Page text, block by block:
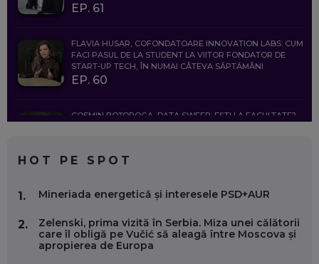
EP. 61
FLAVIA HUSAR, COFONDATOARE INNOVATION LABS: CUM
FACI PASUL DE LA STUDENT LA VIITOR FONDATOR DE
START-UP TECH, ÎN NUMAI CÂTEVA SĂPTĂMÂNI
EP. 60
COSMIN BOȚOROGA, DATA SWEEP: EȘTI LA FACULTATE?
FOLOSEȘTI TEHNOLOGIA CA SĂ FII MAI BUN LA JOB. ȘI CUM
EP. 58
HOT PE SPOT
1. Mineriada energetică și interesele PSD+AUR
2.
Zelenski, prima vizită în Serbia. Miza unei călătorii
care îl obligă pe Vučić să aleagă între Moscova și
apropierea de Europa